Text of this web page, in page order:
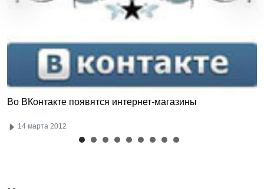
Во ВКонтакте появятся интернет-магазины
14 марта 2012